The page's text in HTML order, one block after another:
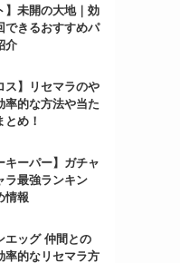
】未開の大地｜効
できるおすすめパ
介
ス】リセマラのや
率的な方法や当た
とめ！
キーパー】ガチャ
ラ最強ランキン
情報
エッグ 仲間との
率的なリセマラ方